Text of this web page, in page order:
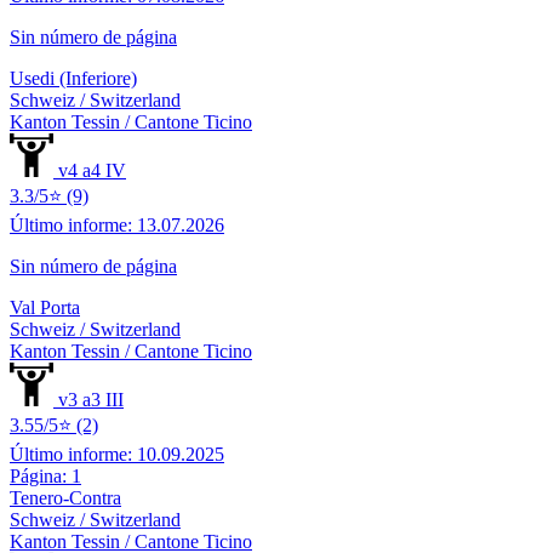
Sin número de página
Usedi (Inferiore)
Schweiz / Switzerland
Kanton Tessin / Cantone Ticino
v4 a4 IV
3.3/5⭐ (9)
Último informe: 13.07.2026
Sin número de página
Val Porta
Schweiz / Switzerland
Kanton Tessin / Cantone Ticino
v3 a3 III
3.55/5⭐ (2)
Último informe: 10.09.2025
Página: 1
Tenero-Contra
Schweiz / Switzerland
Kanton Tessin / Cantone Ticino